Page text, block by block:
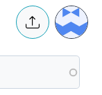
User